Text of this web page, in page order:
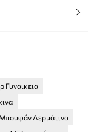
Γυναικεια
Μπουφάν Δερμάτινα